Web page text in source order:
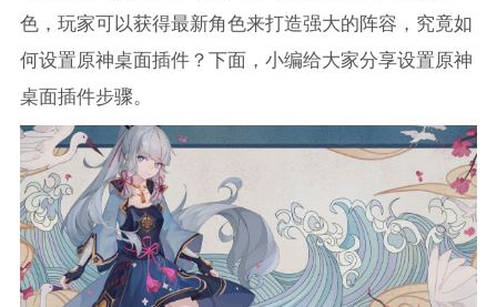
色，玩家可以获得最新角色来打造强大的阵容，究竟如
何设置原神桌面插件？下面，小编给大家分享设置原神
桌面插件步骤。